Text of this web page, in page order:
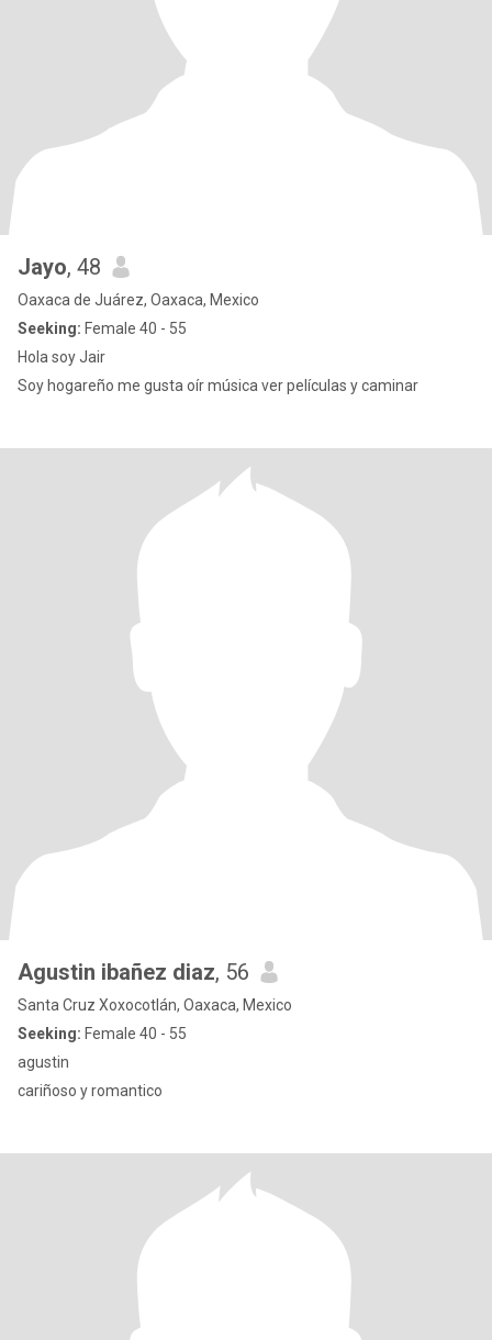
Jayo, 48
Oaxaca de Juárez, Oaxaca, Mexico
Seeking: Female 40 - 55
Hola soy Jair
Soy hogareño me gusta oír música ver películas y caminar
Agustin ibañez diaz, 56
Santa Cruz Xoxocotlán, Oaxaca, Mexico
Seeking: Female 40 - 55
agustin
cariñoso y romantico